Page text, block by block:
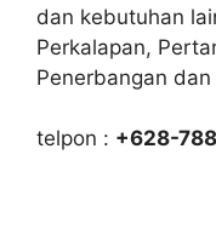
dan kebutuhan
Perkalapan,
Penerbangan
telpon : +628-